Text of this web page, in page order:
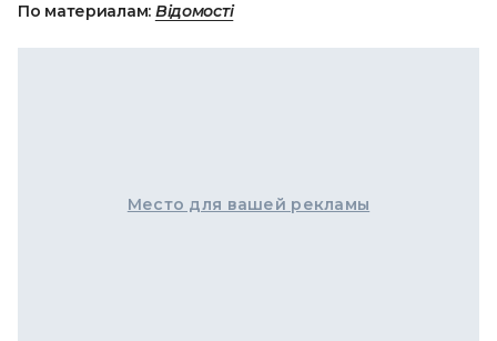
По материалам: Відомості
Место для вашей рекламы